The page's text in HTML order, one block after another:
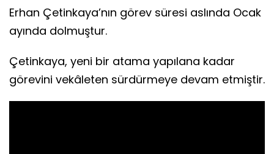
Erhan Çetinkaya’nın görev süresi aslında Ocak
ayında dolmuştur.
Çetinkaya, yeni bir atama yapılana kadar
görevini vekâleten sürdürmeye devam etmiştir.